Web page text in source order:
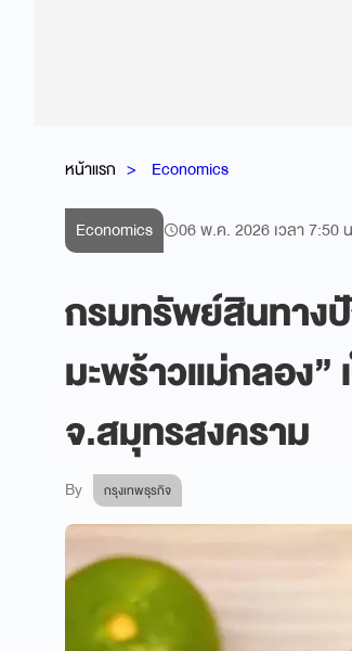
หน้าแรก Economics
Economics 06 พ.ค. 2026 เวลา 7:50
กรมทรัพย์สินทาง
มะพร้าวแม่กลอง”
จ.สมุทรสงคราม
By กรุงเทพธุรกิจ